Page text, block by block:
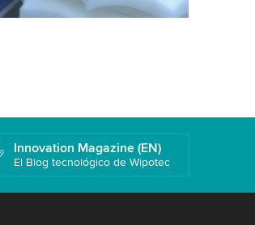
Innovation Magazine (EN)
El Blog tecnológico de Wipotec